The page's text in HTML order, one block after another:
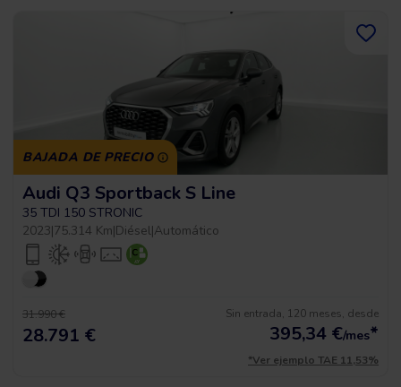
BAJADA DE PRECIO
Audi Q3 Sportback S Line
35 TDI 150 STRONIC
2023|75.314 Km|Diésel|Automático
31.990 €
28.791 €
Sin entrada, 120 meses, desde
395,34 €/mes*
*Ver ejemplo TAE 11,53%